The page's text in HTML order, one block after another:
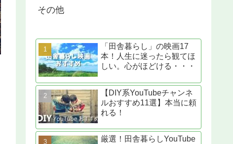
その他
「田舎暮らし」の映画17
本！人生に迷ったら観てほ
しい。心がほどける・・・
【DIY系YouTubeチャンネ
ルおすすめ11選】本当に頼
れる！
厳選！田舎暮らしYouTube